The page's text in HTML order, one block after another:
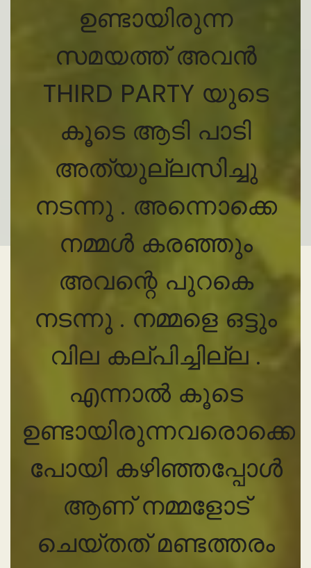
ഉണ്ടായിരുന്ന
സമയത്ത് അവൻ
THIRD PARTY യുടെ
കൂടെ ആടി പാടി
അത്യുല്ലസിച്ചു
നടന്നു . അന്നൊക്കെ
നമ്മൾ കരഞ്ഞും
അവന്റെ പുറകെ
നടന്നു . നമ്മളെ ഒട്ടും
വില കല്പിച്ചില്ല .
എന്നാൽ കൂടെ
ഉണ്ടായിരുന്നവരൊക്കെ
പോയി കഴിഞ്ഞപ്പോൾ
ആണ് നമ്മളോട്
ചെയ്തത് മണ്ടത്തരം